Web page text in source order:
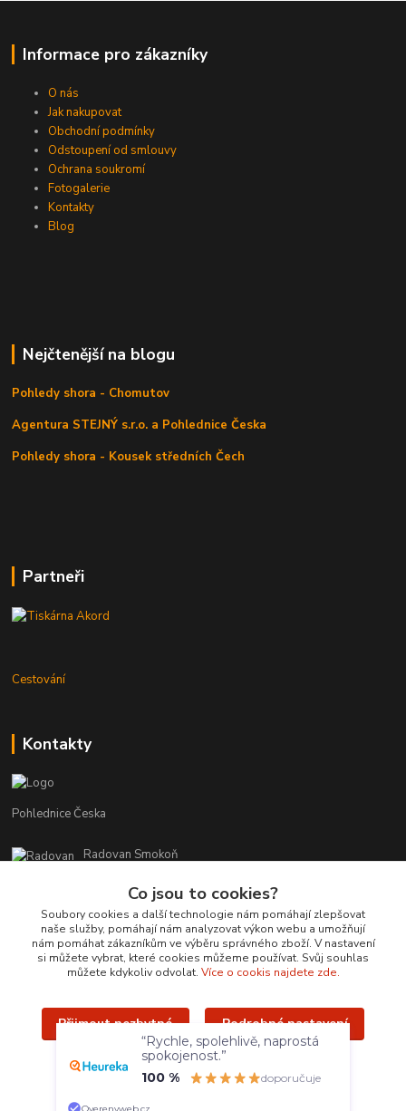
Informace pro zákazníky
O nás
Jak nakupovat
Obchodní podmínky
Odstoupení od smlouvy
Ochrana soukromí
Fotogalerie
Kontakty
Blog
Nejčtenější na blogu
Pohledy shora - Chomutov
Agentura STEJNÝ s.r.o. a Pohlednice Česka
Pohledy shora - Kousek středních Čech
Partneři
Cestování
Kontakty
Pohlednice Česka
Radovan Smokoň
r.smokon@pohlednicecr.cz
Upravit sběr cookies.
Co jsou to cookies?
Soubory cookies a další technologie nám pomáhají zlepšovat
naše služby, pomáhají nám analyzovat výkon webu a umožňují
nám pomáhat zákazníkům ve výběru správného zboží. V nastavení
si můžete vybrat, které cookies můžeme používat. Svůj souhlas
můžete kdykoliv odvolat. Více o cookis najdete zde.
Přijmout nezbytné Podrobné nastavení
Přijmout všechny
“Rychle, spolehlivě, naprostá
spokojenost.”
100 %
doporučuje
Overenyweb.cz